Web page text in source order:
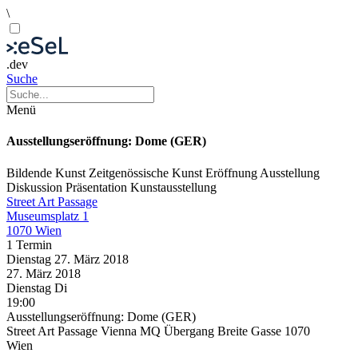
\
.dev
Suche
Menü
Ausstellungseröffnung: Dome (GER)
Bildende Kunst Zeitgenössische Kunst Eröffnung Ausstellung
Diskussion Präsentation Kunstausstellung
Street Art Passage
Museumsplatz 1
1070 Wien
1 Termin
Dienstag 27. März 2018
27. März 2018
Dienstag Di
19:00
Ausstellungseröffnung: Dome (GER)
Street Art Passage Vienna MQ Übergang Breite Gasse 1070
Wien